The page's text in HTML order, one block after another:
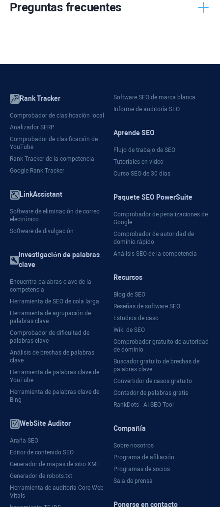
Preguntas frecuentes
Rank Tracker
Comprobador de clasificación local
Analizador SERP
Comprobador de clasificación de
YouTube
Rank Tracker de la competencia
Google Rank Tracker
LinkAssistant
Software de eliminación de correo
electrónico
Software de divulgación
Investigación de palabras
clave
Encuentra palabras clave de la
competencia
Herramienta de SEO de cola larga
Herramienta de agrupación de
palabras clave
Comprobador de dificultad de
palabras clave
Análisis de brechas de palabras
clave
Herramienta de palabras clave de
YouTube
Herramienta de palabras clave de
Bing
WebSite Auditor
Araña SEO
Editor de contenido SEO
Generador de mapas de sitio XML
Generador de robots.txt
Herramienta de auditoría Core Web
Vitals
Software SEO de marca blanca
Informe de auditoría SEO
Aprende SEO
Flujo de trabajo de SEO
Tutoriales en vídeo
Curso SEO de 30 días
Paquete SEO PowerSuite
Comprobador de penalizaciones de
Google
Comprobador de autoridad de
dominio rápido
Análisis SEO de la competencia
Recursos
Blog de SEO
Reseñas de software SEO
Estudios de caso
Wiki de SEO
Comprobador gratuito de autoridad
de dominio
Buscador gratuito de brechas de
palabras clave
Convertidor de casos gratuito
Contador de palabras gratis
RankDots - AI SEO Tool
Compañía
Sobre nosotros
Programa de afiliación
Programas de socios
Sala de prensa
Ponerse en contacto